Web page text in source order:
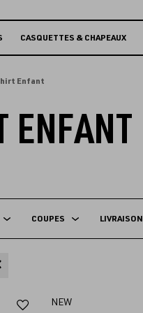
CASQUETTES & CHAPEAUX
Enfant
ENFANT
COUPES LIVRAISON
Ajouter
NEW